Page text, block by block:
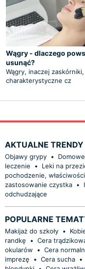
Wągry - dlaczego
usunąć?
Wągry, inaczej
charakterystyczne cz
AKTUALNE TRENDY
Objawy grypy •
leczenie
• Leki na
pochodzenie,
zastosowanie czystka •
odchudzające
POPULARNE
Makijaż do szkoły •
randkę
• Cera
okularów
• Cera
imprezę
• Cera sucha •